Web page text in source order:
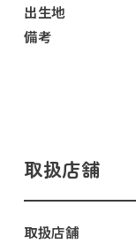
出生地
備考
取扱店舗
取扱店舗